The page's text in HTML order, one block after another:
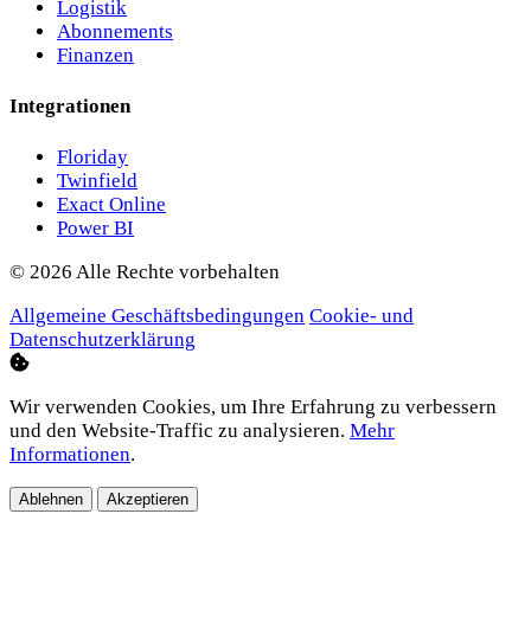
Logistik
Abonnements
Finanzen
Integrationen
Floriday
Twinfield
Exact Online
Power BI
© 2026 Alle Rechte vorbehalten
Allgemeine Geschäftsbedingungen Cookie- und
Datenschutzerklärung
Wir verwenden Cookies, um Ihre Erfahrung zu verbessern
und den Website-Traffic zu analysieren. Mehr
Informationen.
Ablehnen Akzeptieren